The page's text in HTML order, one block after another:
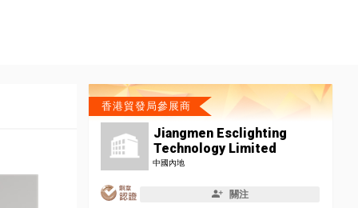
香港貿發局參展商
Jiangmen Esclighting
Technology Limited
中國內地
關注